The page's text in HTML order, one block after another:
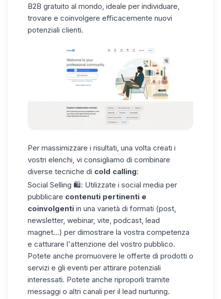
B2B gratuito al mondo, ideale per individuare,
trovare e coinvolgere efficacemente nuovi
potenziali clienti.
Per massimizzare i risultati, una volta creati i
vostri elenchi, vi consigliamo di combinare
diverse tecniche di cold calling:
Social Selling 🛍️: Utilizzate i social media per
pubblicare contenuti pertinenti e
coinvolgenti in una varietà di formati (post,
newsletter, webinar, vite, podcast, lead
magnet...) per dimostrare la vostra competenza
e catturare l'attenzione del vostro pubblico.
Potete anche promuovere le offerte di prodotti o
servizi e gli eventi per attirare potenziali
interessati. Potete anche riproporli tramite
messaggi o altri canali per il lead nurturing.